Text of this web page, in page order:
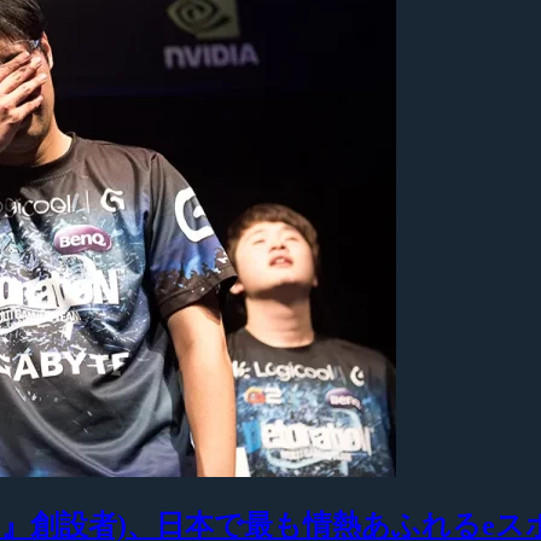
創設者)、日本で最も情熱あふれるeス